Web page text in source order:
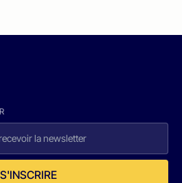
S'INSCRIRE